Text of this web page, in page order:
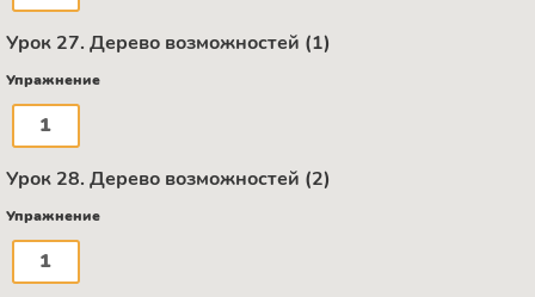
Урок 27. Дерево возможностей (1)
Упражнение
1
Урок 28. Дерево возможностей (2)
Упражнение
1